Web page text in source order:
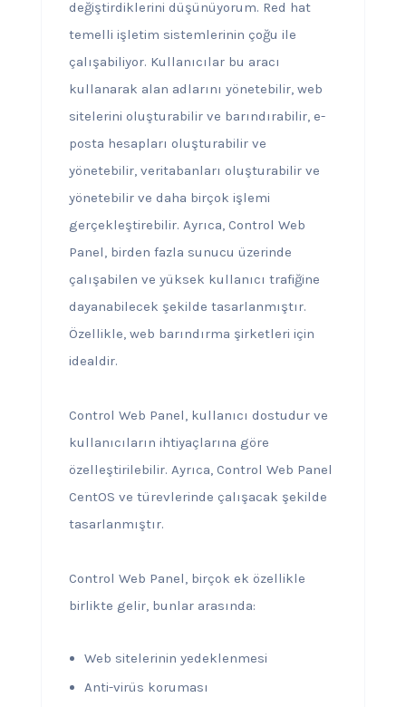
değiştirdiklerini düşünüyorum. Red hat
temelli işletim sistemlerinin çoğu ile
çalışabiliyor. Kullanıcılar bu aracı
kullanarak alan adlarını yönetebilir, web
sitelerini oluşturabilir ve barındırabilir, e-
posta hesapları oluşturabilir ve
yönetebilir, veritabanları oluşturabilir ve
yönetebilir ve daha birçok işlemi
gerçekleştirebilir. Ayrıca, Control Web
Panel, birden fazla sunucu üzerinde
çalışabilen ve yüksek kullanıcı trafiğine
dayanabilecek şekilde tasarlanmıştır.
Özellikle, web barındırma şirketleri için
idealdir.
Control Web Panel, kullanıcı dostudur ve
kullanıcıların ihtiyaçlarına göre
özelleştirilebilir. Ayrıca, Control Web Panel
CentOS ve türevlerinde çalışacak şekilde
tasarlanmıştır.
Control Web Panel, birçok ek özellikle
birlikte gelir, bunlar arasında:
Web sitelerinin yedeklenmesi
Anti-virüs koruması